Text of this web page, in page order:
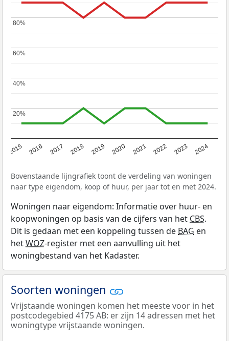
2015 2016 2017 2018 2019 2020 2021 2022 2023 2024
20%
20%
40%
40%
60%
60%
80%
80%
Bovenstaande lijngrafiek toont de verdeling van woningen
naar type eigendom, koop of huur, per jaar tot en met 2024.
Woningen naar eigendom: Informatie over huur- en
koopwoningen op basis van de cijfers van hetCBS.
Dit is gedaan met een koppeling tussen deBAG en
hetWOZ-register met een aanvulling uit het
woningbestand van het Kadaster.
Soorten woningen
Vrijstaande woningen komen het meeste voor in het
postcodegebied 4175 AB: er zijn 14 adressen met het
woningtype vrijstaande woningen.